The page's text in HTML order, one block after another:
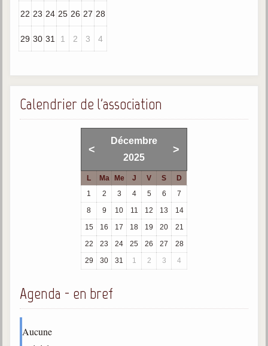
Bulletins "Le Spiritisme"
Newsletters
Citations
Enregistrements
Posez-nous des questions
Consultez les réponses
Galerie
22 23 24 25 26 27 28
29 30 31 1 2 3 4
Calendrier de l'association
<
Décembre
2025
>
L Ma Me J V S
D
1
2 3 4 5 6
7
8
9 10 11 12 13
14
15
16 17 18 19 20
21
22
23 24 25 26 27
28
29
30 31 1 2 3 4
Agenda - en bref
Aucune